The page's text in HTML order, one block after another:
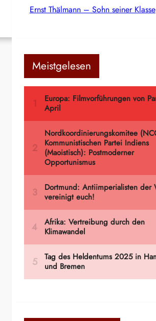
Ernst Thälmann – Sohn seiner Klasse
Meistgelesen